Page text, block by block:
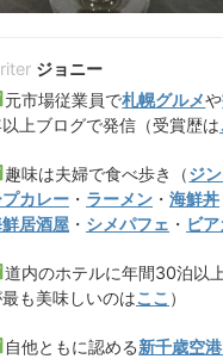
ジョニー
元市場従業員で札幌グルメや
上ブログで発信（受賞歴は
趣味は夫婦で食べ歩き（ジ
プカレー ・ ラーメン ・ 海鮮丼
居酒屋 ・ シメパフェ ・ ビ
道内のホテルに年間30泊以
も美味しいのはここ ）
自他ともに認める新千歳空